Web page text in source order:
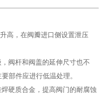
高，在阀瓣进口侧设置泄压
阀杆和阀盖的延伸尺寸也不
部件应进行低温处理。
硬质合金，提高阀门的耐腐蚀